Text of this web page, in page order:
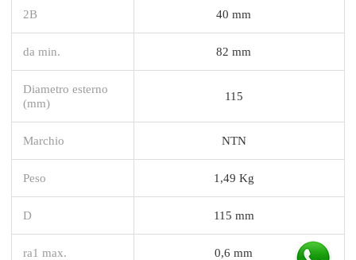
2B 40 mm
da min. 82 mm
Diametro esterno
(mm)
115
Marchio NTN
Peso 1,49 Kg
D 115 mm
ra1 max. 0,6 mm